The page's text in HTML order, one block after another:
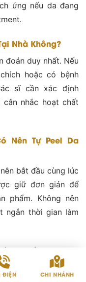
ứng nếu da đang
Nhà Không?
đoán duy nhất. Nếu
hoặc có bệnh
sĩ cần xác định
cân nhắc hoạt chất
Nên Tự Peel Da
bắt đầu cùng lúc
giữ đơn giản để
phẩm. Không nên
ngắn thời gian làm
Khám?
cân nhắc cho mục
ĐIỆN CHI NHÁNH